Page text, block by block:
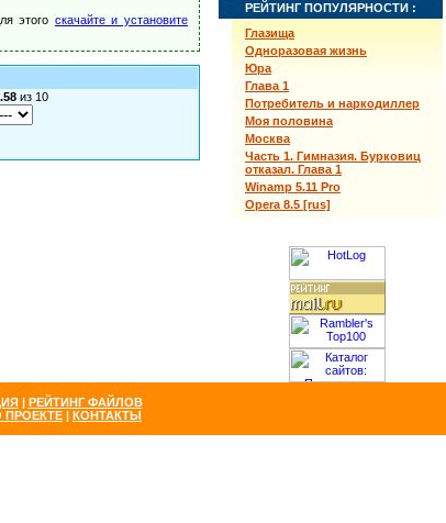
этого скачайте и установите
из 10
РЕЙТИНГ ПОПУЛЯРНОСТИ :
Глазища
Одноразовая жизнь
Юра
Глава 1
Потребитель и наркодиллер
Моя половина
Москва
Часть 1. Гимназия. Бурковиц
отказал. Глава 1
Winamp 5.11 Pro
Opera 8.5 [rus]
| РЕЙТИНГ ФАЙЛОВ
ПРОЕКТЕ | КОНТАКТЫ